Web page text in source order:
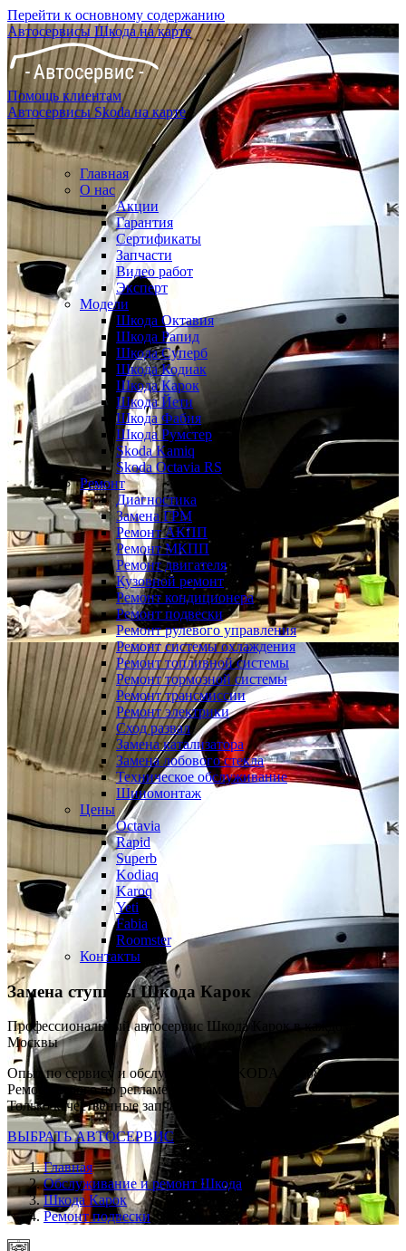
Перейти к основному содержанию
Автосервисы Шкода на карте
Помощь клиентам
Автосервисы Skoda на карте
Главная
О нас
Акции
Гарантия
Сертификаты
Запчасти
Видео работ
Эксперт
Модели
Шкода Октавия
Шкода Рапид
Шкода Суперб
Шкода Кодиак
Шкода Карок
Шкода Йети
Шкода Фабия
Шкода Румстер
Skoda Kamiq
Skoda Octavia RS
Ремонт
Диагностика
Замена ГРМ
Ремонт АКПП
Ремонт МКПП
Ремонт двигателя
Кузовной ремонт
Ремонт кондиционера
Ремонт подвески
Ремонт рулевого управления
Ремонт системы охлаждения
Ремонт топливной системы
Ремонт тормозной системы
Ремонт трансмиссии
Ремонт электрики
Сход развал
Замена катализатора
Замена лобового стекла
Техническое обслуживание
Шиномонтаж
Цены
Octavia
Rapid
Superb
Kodiaq
Karoq
Yeti
Fabia
Roomster
Контакты
Замена ступицыШкода Карок
Профессиональный автосервис Шкода Карок в каждом районе
Москвы
Опыт по сервису и обслуживанию SKODA с 2008 г
Ремонт строго по регламенту VAG
Только качественные запчасти
ВЫБРАТЬ АВТОСЕРВИС
Главная
Обслуживание и ремонт Шкода
Шкода Карок
Ремонт подвески